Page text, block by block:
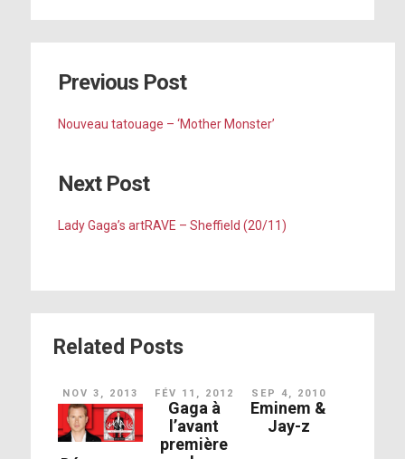
Previous Post
Nouveau tatouage – ‘Mother Monster’
Next Post
Lady Gaga’s artRAVE – Sheffield (20/11)
Related Posts
NOV 3, 2013 FÉV 11, 2012
Gaga à
l’avant
première
SEP 4, 2010
Eminem &
Jay-z